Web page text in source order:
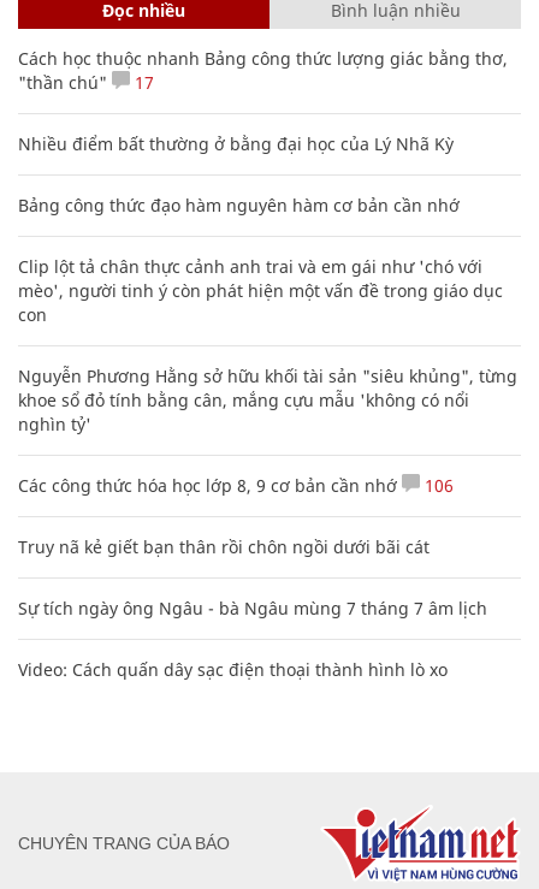
Đọc nhiều Bình luận nhiều
Cách học thuộc nhanh Bảng công thức lượng giác bằng thơ,
"thần chú"
17
Nhiều điểm bất thường ở bằng đại học của Lý Nhã Kỳ
Bảng công thức đạo hàm nguyên hàm cơ bản cần nhớ
Clip lột tả chân thực cảnh anh trai và em gái như 'chó với
mèo', người tinh ý còn phát hiện một vấn đề trong giáo dục
con
Nguyễn Phương Hằng sở hữu khối tài sản "siêu khủng", từng
khoe sổ đỏ tính bằng cân, mắng cựu mẫu 'không có nổi
nghìn tỷ'
Các công thức hóa học lớp 8, 9 cơ bản cần nhớ 106
Truy nã kẻ giết bạn thân rồi chôn ngồi dưới bãi cát
Sự tích ngày ông Ngâu - bà Ngâu mùng 7 tháng 7 âm lịch
Video: Cách quấn dây sạc điện thoại thành hình lò xo
CHUYÊN TRANG CỦA BÁO